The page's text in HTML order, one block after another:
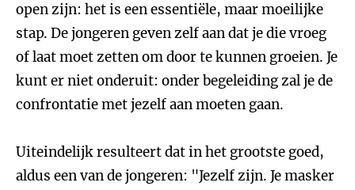
open zijn: het is een essentiële, maar moeilijke
stap. De jongeren geven zelf aan dat je die vroeg
of laat moet zetten om door te kunnen groeien. Je
kunt er niet onderuit: onder begeleiding zal je de
confrontatie met jezelf aan moeten gaan.
Uiteindelijk resulteert dat in het grootste goed,
aldus een van de jongeren: "Jezelf zijn. Je masker